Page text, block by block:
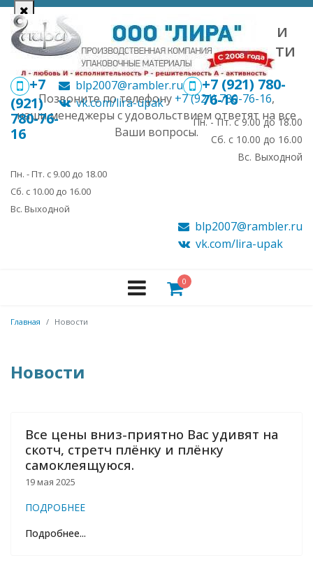
Уточняйте цены у менеджера и
получайте скидки в зависимости
от объема.
Позвоните по телефону +7 (921) 780-76-16,
наши менеджеры с удовольствием ответят на все
Ваши вопросы.
+7 (921) 780-
76-16
Пн. - Пт. с 9.00 до 18.00
Сб. с 10.00 до 16.00
Вс. Выходной
blp2007@rambler.ru
vk.com/lira-upak
+7
(921)
780-76-
16
Пн. - Пт. с 9.00 до 18.00
Сб. с 10.00 до 16.00
Вс. Выходной
blp2007@rambler.ru
vk.com/lira-upak
0
Главная Новости
Новости
Все цены вниз-приятно Вас удивят на
скотч, стретч плёнку и плёнку
самоклеящуюся.
19 мая 2025
ПОДРОБНЕЕ
Подробнее...